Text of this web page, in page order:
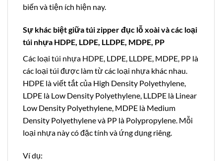
biến và tiện ích hiện nay.
Sự khác biệt giữa túi zipper đục lỗ xoài và các loại
túi nhựa HDPE, LDPE, LLDPE, MDPE, PP
Các loại túi nhựa HDPE, LDPE, LLDPE, MDPE, PP là
các loại túi được làm từ các loại nhựa khác nhau.
HDPE là viết tắt của High Density Polyethylene,
LDPE là Low Density Polyethylene, LLDPE là Linear
Low Density Polyethylene, MDPE là Medium
Density Polyethylene và PP là Polypropylene. Mỗi
loại nhựa này có đặc tính và ứng dụng riêng.
Ví dụ: